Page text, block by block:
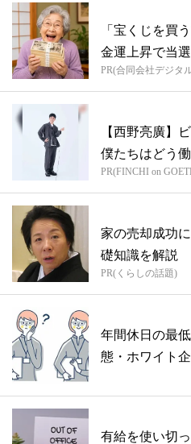
「宝くじを買
金運上昇で当
PR(合同会社デジタ
【西野亮廣】
僕たちはどう働
PR(FINCHI on
家の売却成功
礎知識を解説
PR(くらしの話題)
年間休日の最
態・ホワイト
有給を使い切